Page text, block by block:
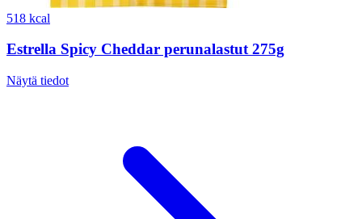
518 kcal
Estrella Spicy Cheddar perunalastut 275g
Näytä tiedot